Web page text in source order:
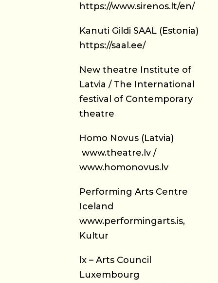
https://www.sirenos.lt/en/
Kanuti Gildi SAAL (Estonia)
https://saal.ee/
New theatre Institute of
Latvia / The International
festival of Contemporary
theatre
Homo Novus (Latvia)
www.theatre.lv /
www.homonovus.lv
Performing Arts Centre
Iceland
www.performingarts.is,
Kultur
lx – Arts Council
Luxembourg